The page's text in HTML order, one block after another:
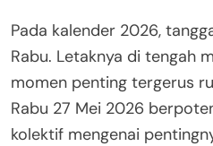
Pada kalender 2026,
Rabu. Letaknya di tengah
momen penting tergerus
Rabu 27 Mei 2026
kolektif mengenai